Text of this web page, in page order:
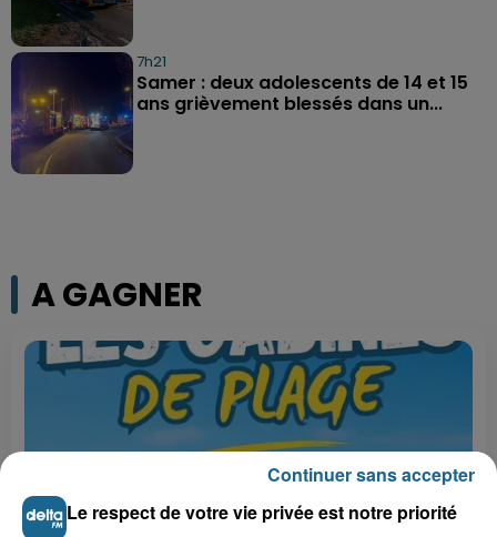
7h21
Samer : deux adolescents de 14 et 15
ans grièvement blessés dans un...
A GAGNER
Le respect de votre vie privée est notre priorité
Continuer sans accepter